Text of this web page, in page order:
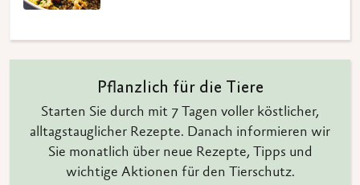
Pflanzlich für die Tiere
Starten Sie durch mit 7 Tagen voller köstlicher,
alltagstauglicher Rezepte. Danach informieren wir
Sie monatlich über neue Rezepte, Tipps und
wichtige Aktionen für den Tierschutz.